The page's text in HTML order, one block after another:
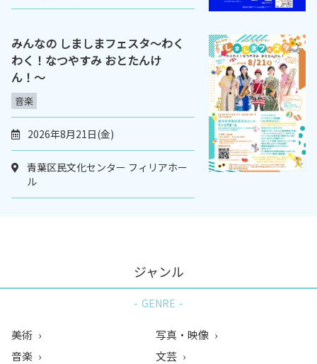
みんなの しましまフェスタ〜わく
わく！なつやすみ おとたんけ
ん！〜
音楽
2026年8月21日(金)
青葉区民文化センター フィリアホー
ル
ジャンル
GENRE
美術
音楽
写真・映像
文芸